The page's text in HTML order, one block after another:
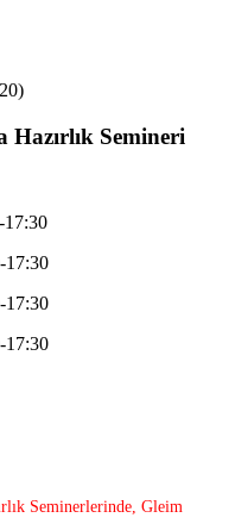
Semineri
17:30
17:30
17:30
17:30
Seminerlerinde, Gleim